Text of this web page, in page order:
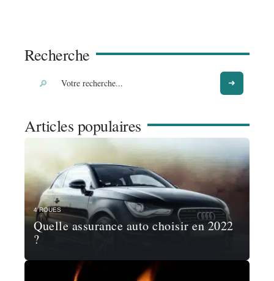
Recherche
Articles populaires
4 ROUES
Quelle assurance auto choisir en 2022
?